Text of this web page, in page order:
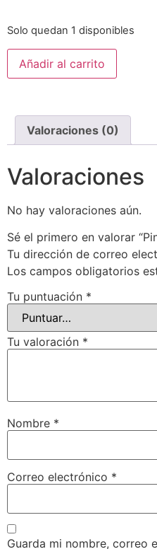
Solo quedan 1 disponibles
Añadir al carrito
Valoraciones (0)
Valoraciones
No hay valoraciones aún.
Sé el primero en valorar
Tu dirección de correo
Los campos obligatorios
Tu puntuación *
Tu valoración *
Nombre *
Correo electrónico *
Guarda mi nombre, correo